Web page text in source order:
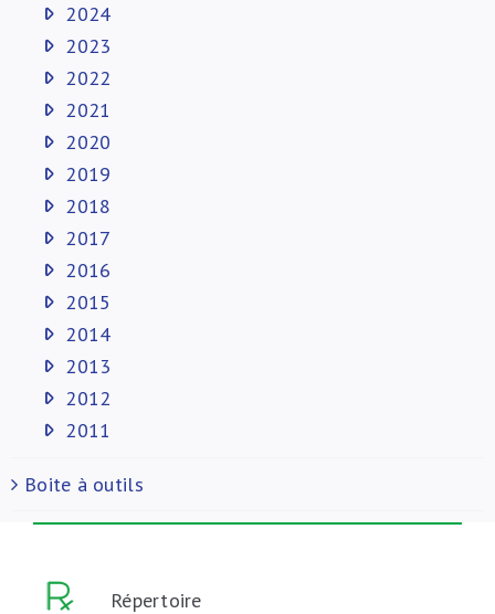
2024
2023
2022
2021
2020
2019
2018
2017
2016
2015
2014
2013
2012
2011
Boite à outils
Répertoire